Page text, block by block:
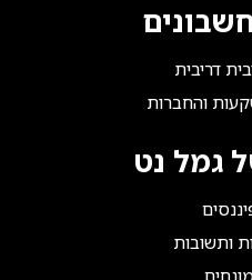
דריבית
והחברות
גמל נט
ותשובות